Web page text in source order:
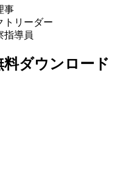
事
トリーダー
指導員
ダウンロード